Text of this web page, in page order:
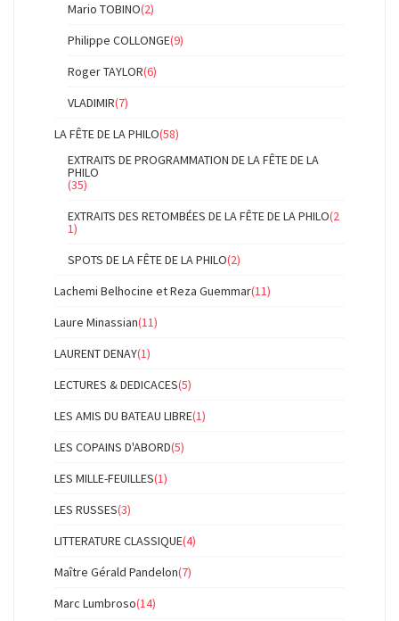
Mario TOBINO(2)
Philippe COLLONGE(9)
Roger TAYLOR(6)
VLADIMIR(7)
LA FÊTE DE LA PHILO(58)
EXTRAITS DE PROGRAMMATION DE LA FÊTE DE LA
PHILO
(35)
EXTRAITS DES RETOMBÉES DE LA FÊTE DE LA PHILO(2
1)
SPOTS DE LA FÊTE DE LA PHILO(2)
Lachemi Belhocine et Reza Guemmar(11)
Laure Minassian(11)
LAURENT DENAY(1)
LECTURES & DEDICACES(5)
LES AMIS DU BATEAU LIBRE(1)
LES COPAINS D'ABORD(5)
LES MILLE-FEUILLES(1)
LES RUSSES(3)
LITTERATURE CLASSIQUE(4)
Maître Gérald Pandelon(7)
Marc Lumbroso(14)